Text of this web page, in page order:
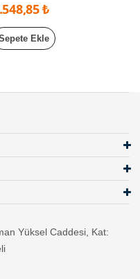
₺
Ekle
Yüksel Caddesi, Kat: